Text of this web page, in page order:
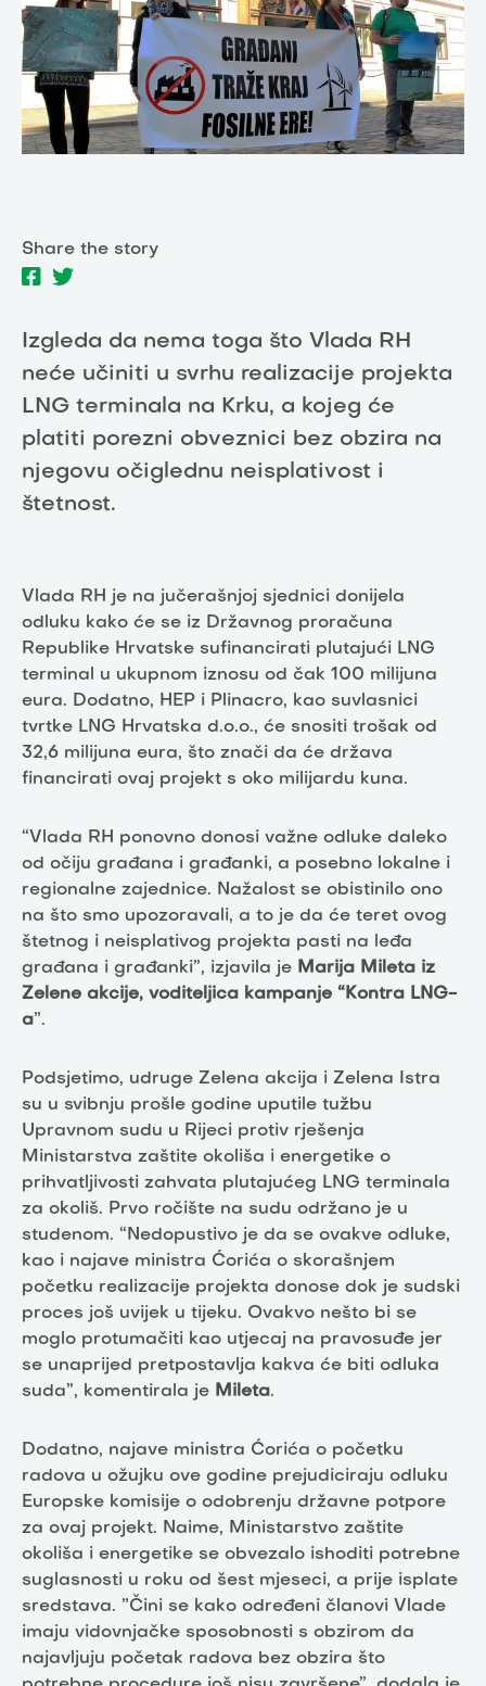
Share the story
Izgleda da nema toga što Vlada RH
neće učiniti u svrhu realizacije projekta
LNG terminala na Krku, a kojeg će
platiti porezni obveznici bez obzira na
njegovu očiglednu neisplativost i
štetnost.
Vlada RH je na jučerašnjoj sjednici donijela
odluku kako će se iz Državnog proračuna
Republike Hrvatske sufinancirati plutajući LNG
terminal u ukupnom iznosu od čak 100 milijuna
eura. Dodatno, HEP i Plinacro, kao suvlasnici
tvrtke LNG Hrvatska d.o.o., će snositi trošak od
32,6 milijuna eura, što znači da će država
financirati ovaj projekt s oko milijardu kuna.
“Vlada RH ponovno donosi važne odluke daleko
od očiju građana i građanki, a posebno lokalne i
regionalne zajednice. Nažalost se obistinilo ono
na što smo upozoravali, a to je da će teret ovog
štetnog i neisplativog projekta pasti na leđa
građana i građanki”, izjavila je Marija Mileta iz
Zelene akcije, voditeljica kampanje “Kontra LNG-
a”.
Podsjetimo, udruge Zelena akcija i Zelena Istra
su u svibnju prošle godine uputile tužbu
Upravnom sudu u Rijeci protiv rješenja
Ministarstva zaštite okoliša i energetike o
prihvatljivosti zahvata plutajućeg LNG terminala
za okoliš. Prvo ročište na sudu održano je u
studenom. “Nedopustivo je da se ovakve odluke,
kao i najave ministra Ćorića o skorašnjem
početku realizacije projekta donose dok je sudski
proces još uvijek u tijeku. Ovakvo nešto bi se
moglo protumačiti kao utjecaj na pravosuđe jer
se unaprijed pretpostavlja kakva će biti odluka
suda”, komentirala je Mileta.
Dodatno, najave ministra Ćorića o početku
radova u ožujku ove godine prejudiciraju odluku
Europske komisije o odobrenju državne potpore
za ovaj projekt. Naime, Ministarstvo zaštite
okoliša i energetike se obvezalo ishoditi potrebne
suglasnosti u roku od šest mjeseci, a prije isplate
sredstava. ”Čini se kako određeni članovi Vlade
imaju vidovnjačke sposobnosti s obzirom da
najavljuju početak radova bez obzira što